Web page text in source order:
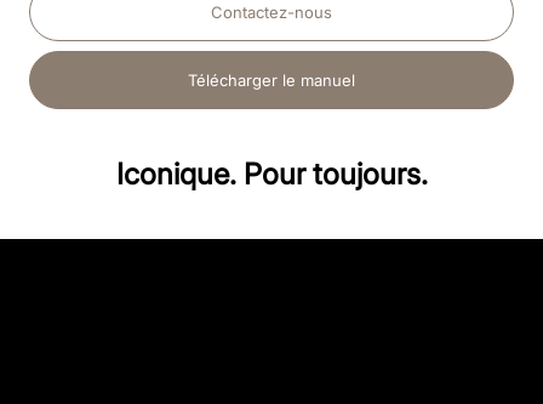
Contactez-nous
Télécharger le manuel
Iconique. Pour toujours.